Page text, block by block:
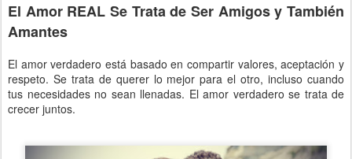
El Amor REAL Se Trata de Ser Amigos y También
Amantes
El amor verdadero está basado en compartir valores, aceptación y
respeto. Se trata de querer lo mejor para el otro, incluso cuando
tus necesidades no sean llenadas. El amor verdadero se trata de
crecer juntos.